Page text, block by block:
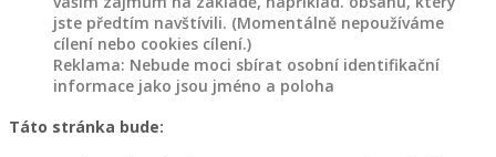
jste předtím navštívili. (Momentálně nepoužíváme
cílení nebo cookies cílení.)
Reklama: Nebude moci sbírat osobní identifikační
informace jako jsou jméno a poloha
Táto stránka bude: